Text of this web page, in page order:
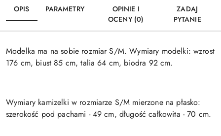
OPIS PARAMETRY
OPINIE I
OCENY (0)
ZADAJ
PYTANIE
Modelka ma na sobie rozmiar S/M. Wymiary modelki: wzrost
176 cm, biust 85 cm, talia 64 cm, biodra 92 cm.
Wymiary kamizelki w rozmiarze S/M mierzone na płasko:
szerokość pod pachami - 49 cm, długość całkowita - 70 cm.